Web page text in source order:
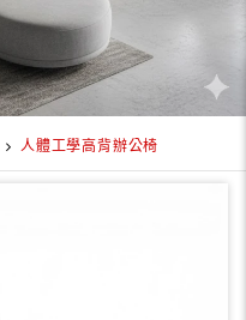
人體工學高背辦公椅